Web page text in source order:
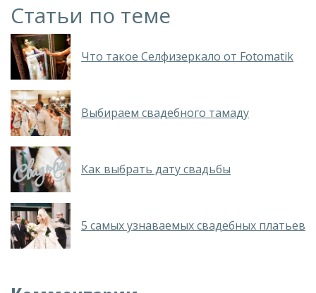
Статьи по теме
Что такое Селфизеркало от Fotomatik
Выбираем свадебного тамаду
Как выбрать дату свадьбы
5 самых узнаваемых свадебных платьев